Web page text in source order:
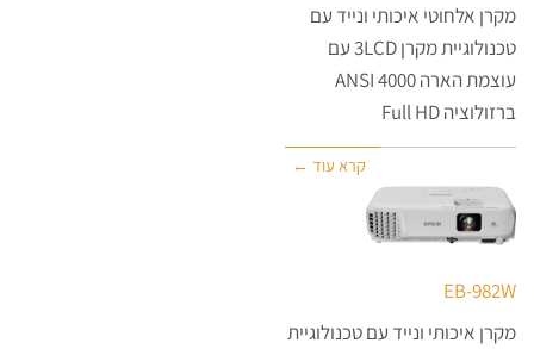
מקרן אלחוטי איכותי ונייד עם
טכנולוגיית מקרן 3LCD עם
עוצמת הארה 4000 ANSI
ברזולוציה Full HD
קרא עוד ←
EB-982W
מקרן איכותי ונייד עם טכנולוגיית